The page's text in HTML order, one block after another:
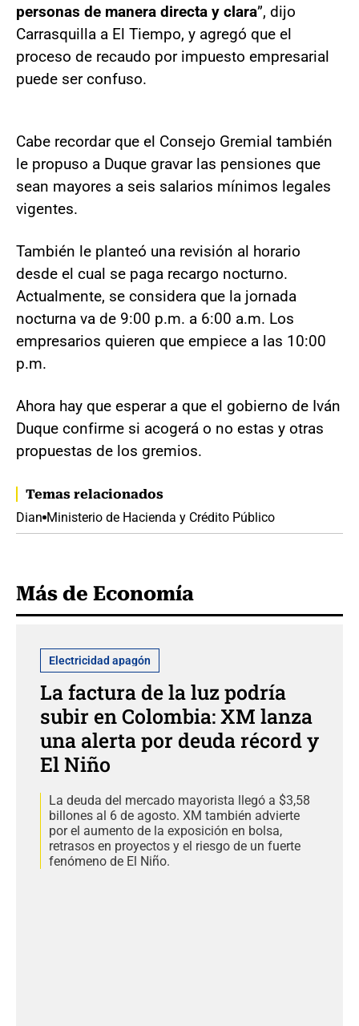
personas de manera directa y clara”, dijo
Carrasquilla a El Tiempo, y agregó que el
proceso de recaudo por impuesto empresarial
puede ser confuso.
Cabe recordar que el Consejo Gremial también
le propuso a Duque gravar las pensiones que
sean mayores a seis salarios mínimos legales
vigentes.
También le planteó una revisión al horario
desde el cual se paga recargo nocturno.
Actualmente, se considera que la jornada
nocturna va de 9:00 p.m. a 6:00 a.m. Los
empresarios quieren que empiece a las 10:00
p.m.
Ahora hay que esperar a que el gobierno de Iván
Duque confirme si acogerá o no estas y otras
propuestas de los gremios.
Temas relacionados
Dian Ministerio de Hacienda y Crédito Público
Más de Economía
Electricidad apagón
La factura de la luz podría
subir en Colombia: XM lanza
una alerta por deuda récord y
El Niño
La deuda del mercado mayorista llegó a $3,58
billones al 6 de agosto. XM también advierte
por el aumento de la exposición en bolsa,
retrasos en proyectos y el riesgo de un fuerte
fenómeno de El Niño.